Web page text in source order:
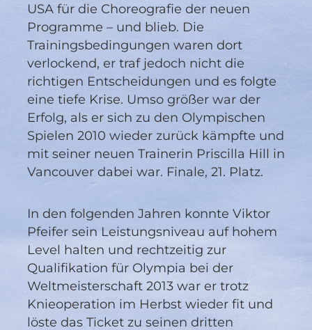
USA für die Choreografie der neuen
Programme – und blieb. Die
Trainingsbedingungen waren dort
verlockend, er traf jedoch nicht die
richtigen Entscheidungen und es folgte
eine tiefe Krise. Umso größer war der
Erfolg, als er sich zu den Olympischen
Spielen 2010 wieder zurück kämpfte und
mit seiner neuen Trainerin Priscilla Hill in
Vancouver dabei war. Finale, 21. Platz.
In den folgenden Jahren konnte Viktor
Pfeifer sein Leistungsniveau auf hohem
Level halten und rechtzeitig zur
Qualifikation für Olympia bei der
Weltmeisterschaft 2013 war er trotz
Knieoperation im Herbst wieder fit und
löste das Ticket zu seinen dritten